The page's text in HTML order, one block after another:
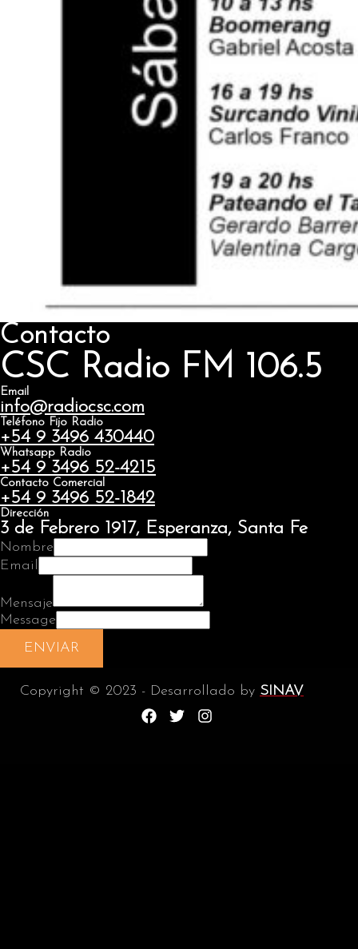
Contacto
CSC Radio FM 106.5
Email
info@radiocsc.com
Teléfono Fijo Radio
+54 9 3496 430440
Whatsapp Radio
+54 9 3496 52-4215
Contacto Comercial
+54 9 3496 52-1842
Dirección
3 de Febrero 1917, Esperanza, Santa Fe
Nombre
Email
Mensaje
Message
ENVIAR
Copyright © 2023 - Desarrollado by SINAV